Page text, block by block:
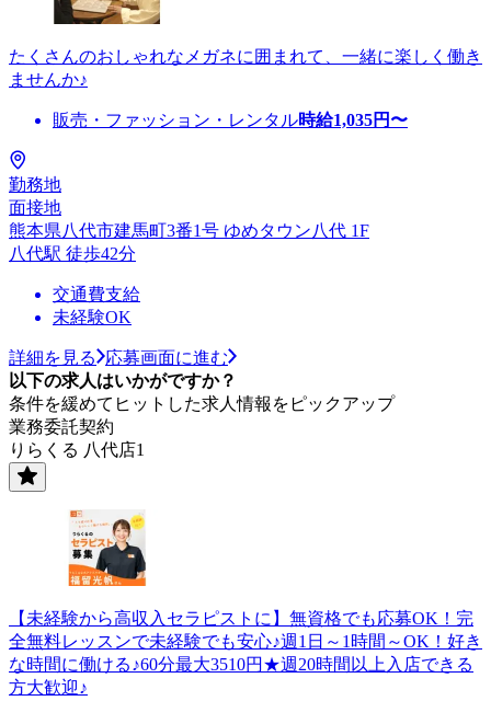
たくさんのおしゃれなメガネに囲まれて、一緒に楽しく働き
ませんか♪
販売・ファッション・レンタル時給1,035円〜
勤務地
面接地
熊本県八代市建馬町3番1号 ゆめタウン八代 1F
八代駅 徒歩42分
交通費支給
未経験OK
詳細を見る
応募画面に進む
以下の求人はいかがですか？
条件を緩めてヒットした求人情報をピックアップ
業務委託契約
りらくる 八代店1
【未経験から高収入セラピストに】無資格でも応募OK！完
全無料レッスンで未経験でも安心♪週1日～1時間～OK！好き
な時間に働ける♪60分最大3510円★週20時間以上入店できる
方大歓迎♪